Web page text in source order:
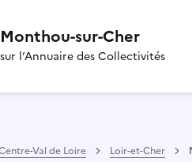
Monthou-sur-Cher
sur l’Annuaire des Collectivités
Val de Loire Loir-et-Cher